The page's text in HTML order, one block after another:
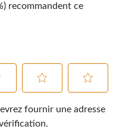
recommandent ce
pour
évaluer
pour
fournir une adresse